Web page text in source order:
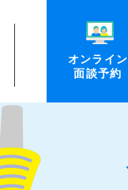
オンライン
面談予約